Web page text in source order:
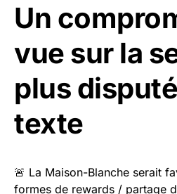
Un
vue sur la
plus
texte
🚨 La Maison-Blanche serait
formes de rewards / partage